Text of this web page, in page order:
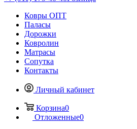
Ковры ОПТ
Паласы
Дорожки
Ковролин
Матрасы
Сопутка
Контакты
Личный кабинет
Корзина0
Отложенные0